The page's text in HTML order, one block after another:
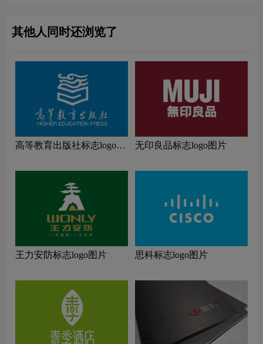
其他人同时还浏览了
高等教育出版社标志logo图
无印良品标志logo图片
王力安防标志logo图片 思科标志logo图片